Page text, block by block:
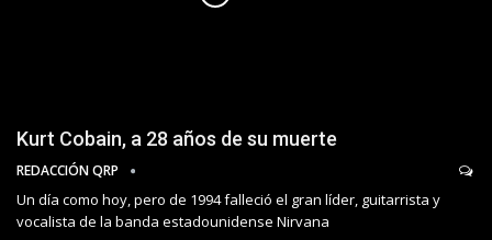
Kurt Cobain, a 28 años de su muerte
REDACCIÓN QRP
Un día como hoy, pero de 1994 falleció el gran líder, guitarrista y
vocalista de la banda estadounidense Nirvana